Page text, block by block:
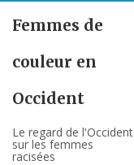
Femmes de
couleur en
Occident
Le regard de l'Occident
sur les femmes
racisées